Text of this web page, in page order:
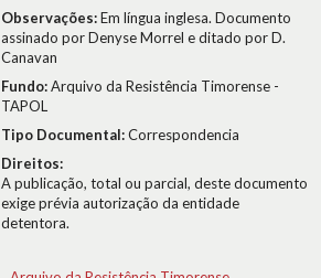
Observações:Em língua inglesa. Documento
assinado por Denyse Morrel e ditado por D.
Canavan
Fundo:Arquivo da Resistência Timorense -
TAPOL
Tipo Documental:Correspondencia
Direitos:
A publicação, total ou parcial, deste documento
exige prévia autorização da entidade
detentora.